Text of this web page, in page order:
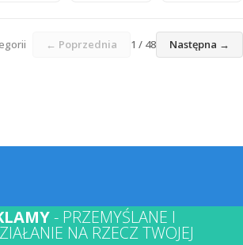
← Poprzednia 1 / 48 Następna →
- PRZEMYŚLANE I
NA RZECZ TWOJEJ